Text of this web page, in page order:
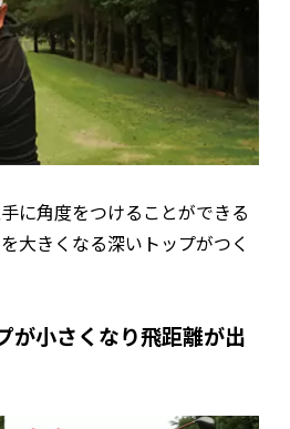
に角度をつけることができる
大きくなる深いトップがつく
が小さくなり飛距離が出